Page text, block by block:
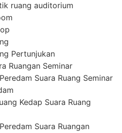
ruang auditorium
Pertunjukan
Ruangan Seminar
Suara Ruang Seminar
Kedap Suara Ruang
Suara Ruangan